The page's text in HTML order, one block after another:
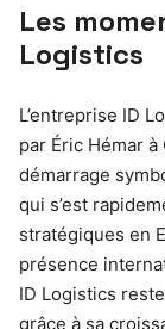
Les
Logistics
L’entreprise ID
par Éric Hémar
démarrage
qui s’est
stratégiques en
présence
ID Logistics
grâce à sa